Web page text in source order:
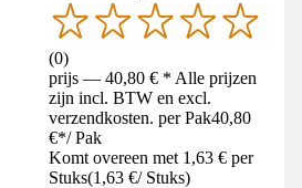
(0)
prijs — 40,80 € * Alle prijzen
zijn incl. BTW en excl.
verzendkosten. per Pak40,80
€*/ Pak
Komt overeen met 1,63 € per
Stuks(1,63 €/ Stuks)